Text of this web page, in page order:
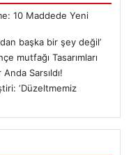
10 Maddede Yeni
başka bir şey değil’
mutfağı Tasarımları
Sarsıldı!
‘Düzeltmemiz